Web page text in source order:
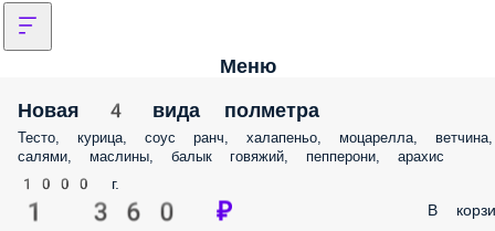
Меню
Новая 4 вида полметра
Тесто, курица, соус ранч, халапеньо, моцарелла, ветчина, салями,
маслины, балык говяжий, пепперони, арахис
1000 г.
1 360 ₽ В